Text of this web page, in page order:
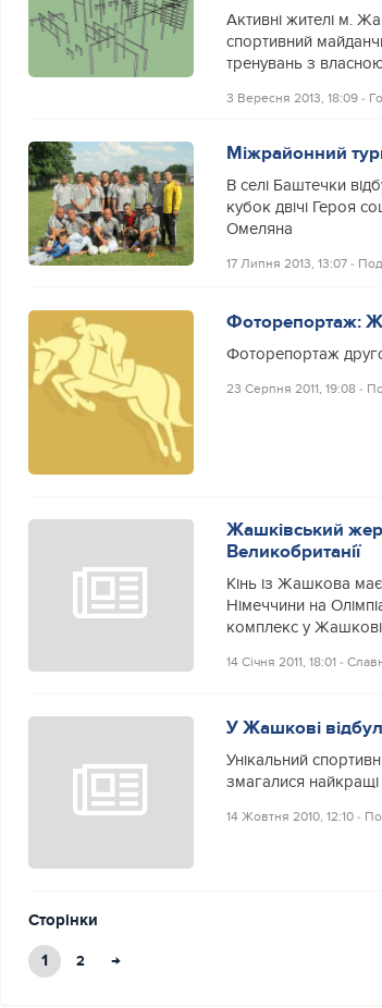
Активні жителі м.
спортивний
тренувань з
3 Вересня 2013, 18:09 ‐
Міжрайонний
В селі Баштечки
кубок двічі Героя
Омеляна
17 Липня 2013, 13:07 ‐
Фоторепортаж:
Фоторепортаж
23 Серпня 2011, 19:08 ‐
Жашківський
Великобританії
Кінь із Жашкова має
Німеччини на
комплекс у Жашкові
14 Січня 2011, 18:01 ‐
У Жашкові
Унікальний
змагалися
14 Жовтня 2010, 12:10 ‐
Сторінки
1 2 →